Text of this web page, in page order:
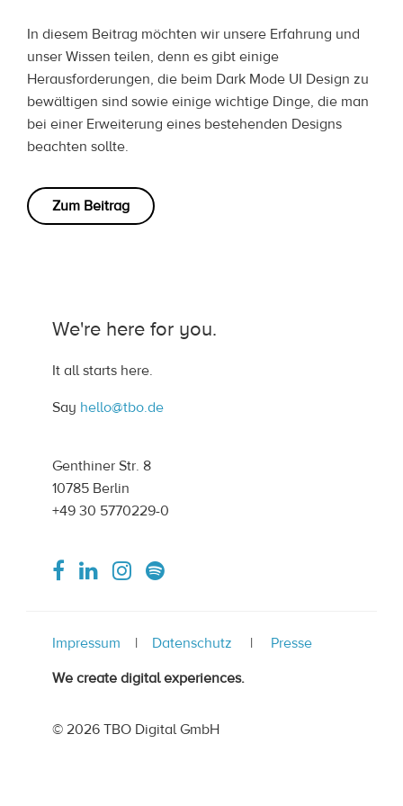
In diesem Beitrag möchten wir unsere Erfahrung und
unser Wissen teilen, denn es gibt einige
Herausforderungen, die beim Dark Mode UI Design zu
bewältigen sind sowie einige wichtige Dinge, die man
bei einer Erweiterung eines bestehenden Designs
beachten sollte.
Zum Beitrag
We're here for you.
It all starts here.
Say hello@tbo.de
Genthiner Str. 8
10785 Berlin
+49 30 5770229-0
Impressum Datenschutz
Presse
We create digital experiences.
© 2026 TBO Digital GmbH